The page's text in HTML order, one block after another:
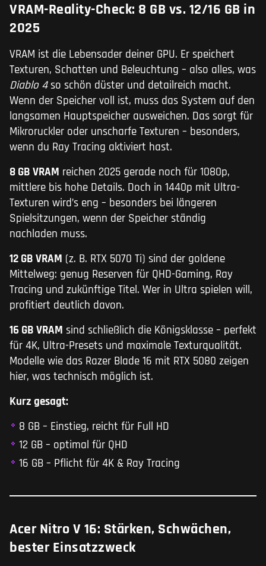
VRAM-Reality-Check: 8 GB vs. 12/16 GB in
2025
VRAM ist die Lebensader deiner GPU. Er speichert
Texturen, Schatten und Beleuchtung – also alles, was
Diablo 4so schön düster und detailreich macht.
Wenn der Speicher voll ist, muss das System auf den
langsamen Hauptspeicher ausweichen. Das sorgt für
Mikroruckler oder unscharfe Texturen – besonders,
wenn du Ray Tracing aktiviert hast.
8 GB VRAM reichen 2025 gerade noch für 1080p,
mittlere bis hohe Details. Doch in 1440p mit Ultra-
Texturen wird’s eng – besonders bei längeren
Spielsitzungen, wenn der Speicher ständig
nachladen muss.
12 GB VRAM (z. B. RTX 5070 Ti) sind der goldene
Mittelweg: genug Reserven für QHD-Gaming, Ray
Tracing und zukünftige Titel. Wer in Ultra spielen will,
profitiert deutlich davon.
16 GB VRAM sind schließlich die Königsklasse – perfekt
für 4K, Ultra-Presets und maximale Texturqualität.
Modelle wie das Razer Blade 16 mit RTX 5080 zeigen
hier, was technisch möglich ist.
Kurz gesagt:
8 GB – Einstieg, reicht für Full HD
12 GB – optimal für QHD
16 GB – Pflicht für 4K & Ray Tracing
Acer Nitro V 16: Stärken, Schwächen,
bester Einsatzzweck